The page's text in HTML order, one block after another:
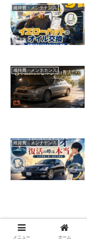
維持費・メンテナンス
維持費・メンテナンス
維持費・メンテナンス
メニュー ホーム